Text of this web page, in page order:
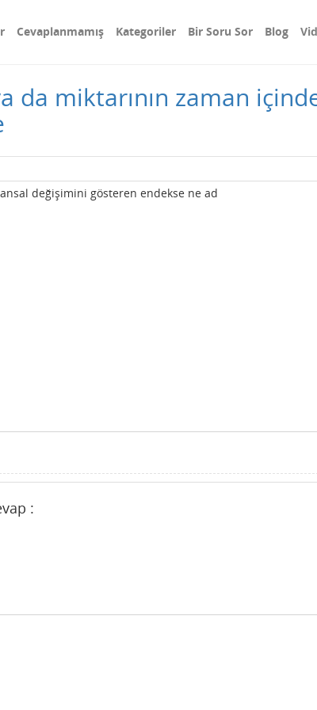
Cevaplanmamış Kategoriler Bir Soru Sor Blog
da miktarının zaman
değişimini gösteren endekse ne ad
: